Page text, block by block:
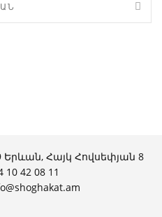
Հայկ Հովսեփյան 8
10 42 08 11